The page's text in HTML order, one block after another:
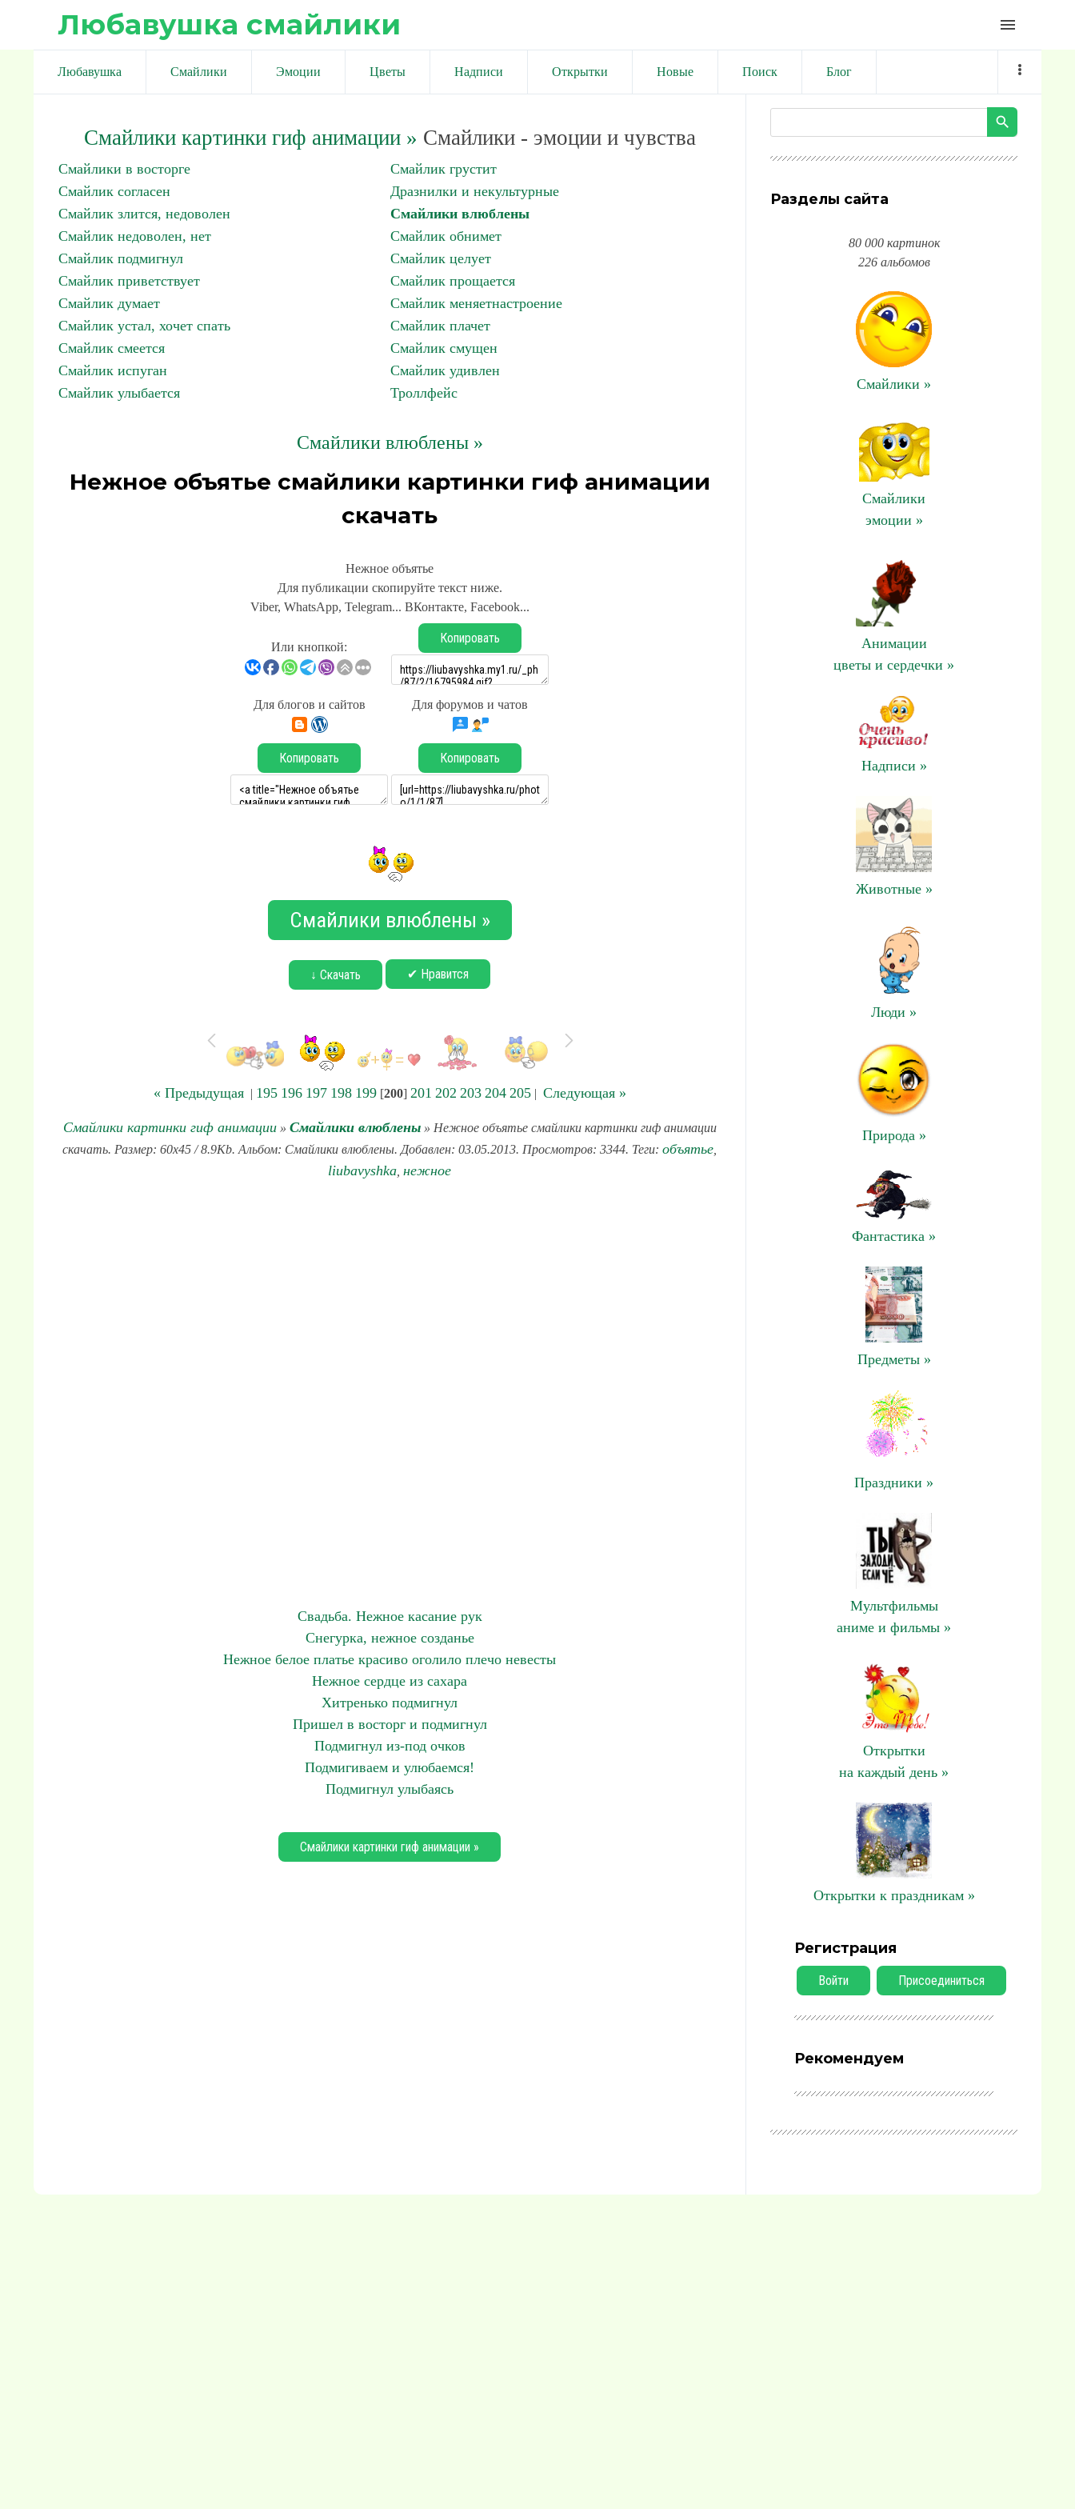
Любавушка смайлики menu
Любавушка Смайлики Эмоции Цветы Надписи Открытки Новые Поиск Блог
Смайлики картинки гиф анимации» Смайлики - эмоции и чувства
Смайлики в восторге
Смайлик грустит
Смайлик согласен
Дразнилки и некультурные
Смайлик злится, недоволен
Смайлики влюблены
Смайлик недоволен, нет
Смайлик обнимет
Смайлик подмигнул
Смайлик целует
Смайлик приветствует
Смайлик прощается
Смайлик думает
Смайлик меняетнастроение
Смайлик устал, хочет спать
Смайлик плачет
Смайлик смеется
Смайлик смущен
Смайлик испуган
Смайлик удивлен
Смайлик улыбается
Троллфейс
Смайлики влюблены »
Нежное объятье смайлики картинки гиф анимации
скачать
Нежное объятье
Для публикации скопируйте текст ниже.
Viber, WhatsApp, Telegram... ВКонтакте, Facebook...
Или кнопкой:
Копировать
Для блогов и сайтов Для форумов и чатов
Копировать Копировать
Смайлики влюблены »
↓ Скачать ✔ Нравится
« Предыдущая| 195 196 197 198 199[200] 201 202 203 204 205| Следующая »
Смайлики картинки гиф анимации» Смайлики влюблены» Нежное объятье смайлики картинки гиф анимации
скачать. Размер: 60x45 / 8.9Kb. Альбом: Смайлики влюблены. Добавлен: 03.05.2013. Просмотров: 3344. Теги: объятье
liubavyshka нежное
Свадьба. Нежное касание рук
Снегурка, нежное созданье
Нежное белое платье красиво оголило плечо невесты
Нежное сердце из сахара
Хитренько подмигнул
Пришел в восторг и подмигнул
Подмигнул из-под очков
Подмигиваем и улюбаемся!
Подмигнул улыбаясь
Смайлики картинки гиф анимации »
Разделы сайта
80 000 картинок
226 альбомов
Смайлики »
Смайлики
эмоции »
Анимации
цветы и сердечки »
Надписи »
Животные »
Люди »
Природа »
Фантастика »
Предметы »
Праздники »
Мультфильмы
аниме и фильмы »
Открытки
на каждый день »
Открытки к праздникам »
Регистрация
Войти Присоединиться
Рекомендуем